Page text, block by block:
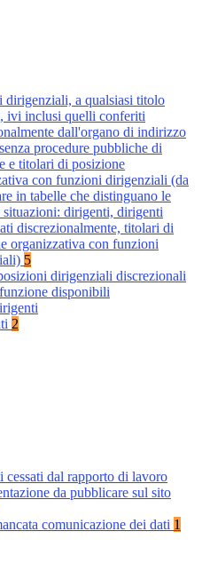
dirigenziali, a qualsiasi titolo
ivi inclusi quelli conferiti
dall'organo di indirizzo
procedure pubbliche di
e titolari di posizione
con funzioni dirigenziali (da
in tabelle che distinguano le
situazioni: dirigenti, dirigenti
discrezionalmente, titolari di
organizzativa con funzioni
5
dirigenziali discrezionali
disponibili
2
cessati dal rapporto di lavoro
da pubblicare sul sito
comunicazione dei dati 1